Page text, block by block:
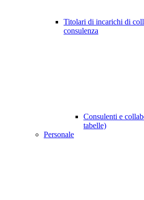
Titolari di incarichi di
consulenza
Consulenti e
tabelle)
Personale